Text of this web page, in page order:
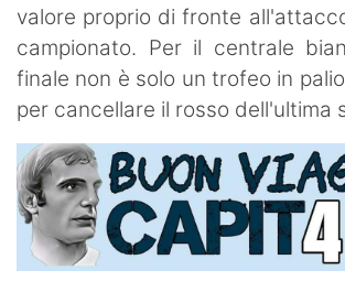
valore proprio di fronte
campionato. Per il centrale
finale non è solo un trofeo in
per cancellare il rosso dell'ultima